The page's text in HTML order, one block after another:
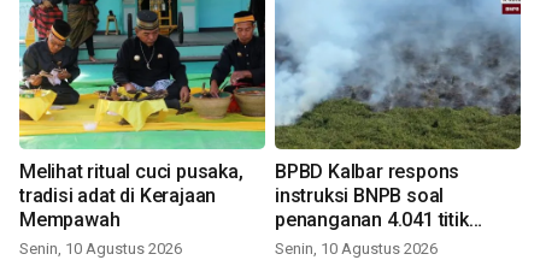
Melihat ritual cuci pusaka,
tradisi adat di Kerajaan
Mempawah
Senin, 10 Agustus 2026
BPBD Kalbar respons
instruksi BNPB soal
penanganan 4.041 titik
panas
Senin, 10 Agustus 2026